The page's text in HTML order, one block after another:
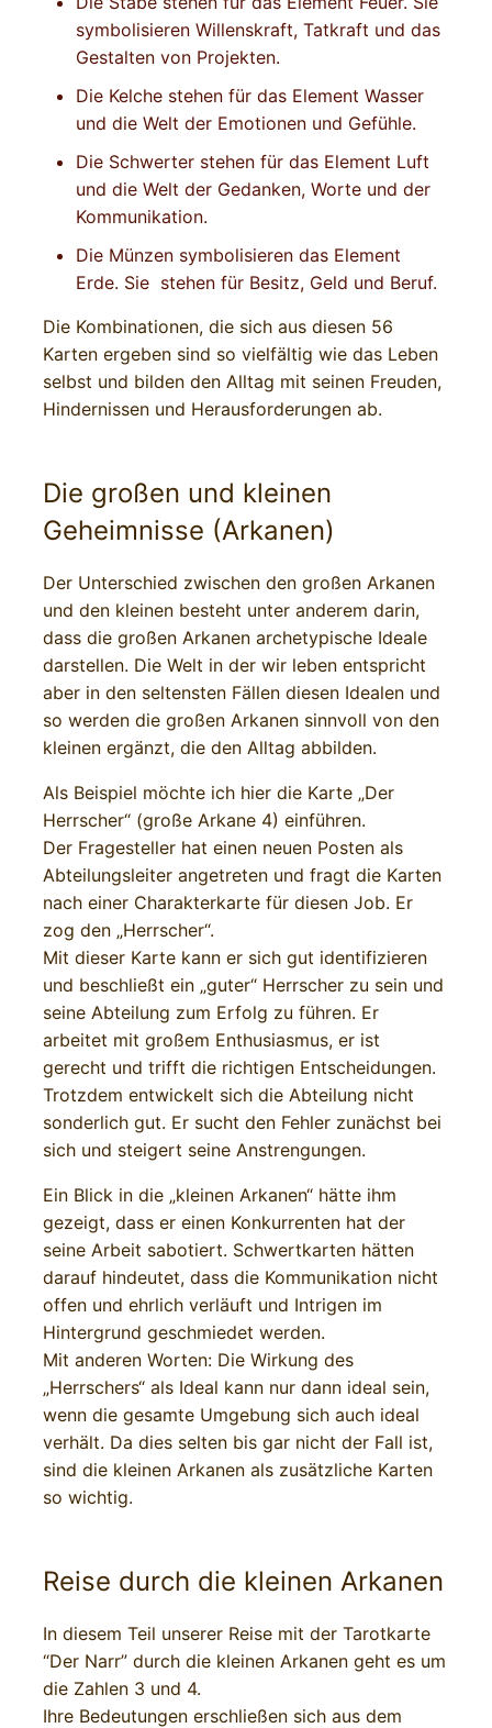
symbolisieren Willenskraft, Tatkraft und das
Gestalten von Projekten.
Die Kelche stehen für das Element Wasser
und die Welt der Emotionen und Gefühle.
Die Schwerter stehen für das Element Luft
und die Welt der Gedanken, Worte und der
Kommunikation.
Die Münzen symbolisieren das Element
Erde. Sie stehen für Besitz, Geld und Beruf.
Die Kombinationen, die sich aus diesen 56
Karten ergeben sind so vielfältig wie das Leben
selbst und bilden den Alltag mit seinen Freuden,
Hindernissen und Herausforderungen ab.
Die großen und kleinen
Geheimnisse (Arkanen)
Der Unterschied zwischen den großen Arkanen
und den kleinen besteht unter anderem darin,
dass die großen Arkanen archetypische Ideale
darstellen. Die Welt in der wir leben entspricht
aber in den seltensten Fällen diesen Idealen und
so werden die großen Arkanen sinnvoll von den
kleinen ergänzt, die den Alltag abbilden.
Als Beispiel möchte ich hier die Karte „Der
Herrscher“ (große Arkane 4) einführen.
Der Fragesteller hat einen neuen Posten als
Abteilungsleiter angetreten und fragt die Karten
nach einer Charakterkarte für diesen Job. Er
zog den „Herrscher“.
Mit dieser Karte kann er sich gut identifizieren
und beschließt ein „guter“ Herrscher zu sein und
seine Abteilung zum Erfolg zu führen. Er
arbeitet mit großem Enthusiasmus, er ist
gerecht und trifft die richtigen Entscheidungen.
Trotzdem entwickelt sich die Abteilung nicht
sonderlich gut. Er sucht den Fehler zunächst bei
sich und steigert seine Anstrengungen.
Ein Blick in die „kleinen Arkanen“ hätte ihm
gezeigt, dass er einen Konkurrenten hat der
seine Arbeit sabotiert. Schwertkarten hätten
darauf hindeutet, dass die Kommunikation nicht
offen und ehrlich verläuft und Intrigen im
Hintergrund geschmiedet werden.
Mit anderen Worten: Die Wirkung des
„Herrschers“ als Ideal kann nur dann ideal sein,
wenn die gesamte Umgebung sich auch ideal
verhält. Da dies selten bis gar nicht der Fall ist,
sind die kleinen Arkanen als zusätzliche Karten
so wichtig.
Reise durch die kleinen Arkanen
In diesem Teil unserer Reise mit der Tarotkarte
“Der Narr” durch die kleinen Arkanen geht es um
die Zahlen 3 und 4.
Ihre Bedeutungen erschließen sich aus dem